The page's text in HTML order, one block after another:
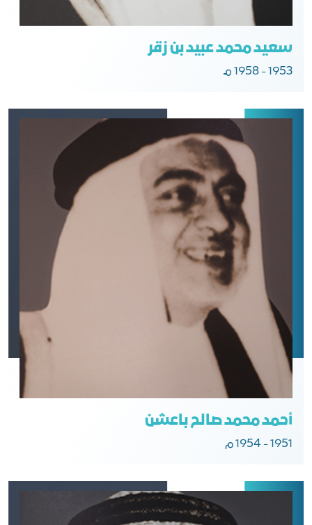
سعيد محمد عبيد بن زقر
1953 - 1958 مـ
أحمد محمد صالح باعشن
1951 - 1954 م